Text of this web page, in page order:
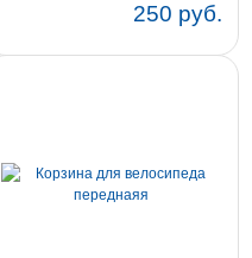
250 руб.